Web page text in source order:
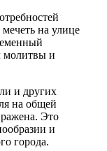
на улице
молитвы и
и других
на общей
Это
и
города.